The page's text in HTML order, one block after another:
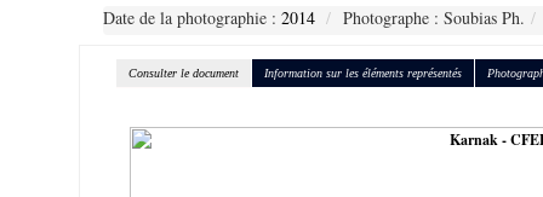
Date de la photographie : 2014 Photographe : Soubias Ph.
Consulter le document Information sur les éléments représentés